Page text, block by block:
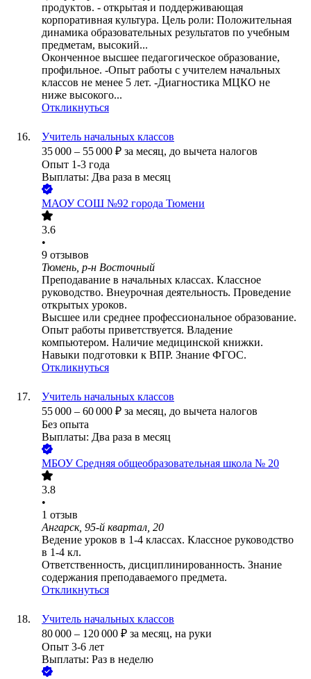
продуктов. - открытая и поддерживающая
корпоративная культура. Цель роли: Положительная
динамика образовательных результатов по учебным
предметам, высокий...
Оконченное высшее педагогическое образование,
профильное. -Опыт работы с учителем начальных
классов не менее 5 лет. -Диагностика МЦКО не
ниже высокого...
Откликнуться
Учитель начальных классов
35 000 – 55 000 ₽ за месяц, до вычета налогов
Опыт 1-3 года
Выплаты: Два раза в месяц
МАОУ СОШ №92 города Тюмени
3.6
•
9 отзывов
Тюмень, р-н Восточный
Преподавание в начальных классах. Классное
руководство. Внеурочная деятельность. Проведение
открытых уроков.
Высшее или среднее профессиональное образование.
Опыт работы приветствуется. Владение
компьютером. Наличие медицинской книжки.
Навыки подготовки к ВПР. Знание ФГОС.
Откликнуться
Учитель начальных классов
55 000 – 60 000 ₽ за месяц, до вычета налогов
Без опыта
Выплаты: Два раза в месяц
МБОУ Средняя общеобразовательная школа № 20
3.8
•
1 отзыв
Ангарск, 95-й квартал, 20
Ведение уроков в 1-4 классах. Классное руководство
в 1-4 кл.
Ответственность, дисциплинированность. Знание
содержания преподаваемого предмета.
Откликнуться
Учитель начальных классов
80 000 – 120 000 ₽ за месяц, на руки
Опыт 3-6 лет
Выплаты: Раз в неделю